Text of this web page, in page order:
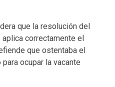
que la resolución del
correctamente el
que ostentaba el
ocupar la vacante